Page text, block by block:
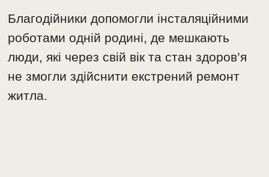
Благодійники допомогли інсталяційними
роботами одній родині, де мешкають
люди, які через свій вік та стан здоров’я
не змогли здійснити екстрений ремонт
житла.